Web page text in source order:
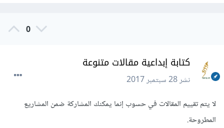
تختلف طرق تناول المقالة باختلاف موضوعها ومنهج البحث
-مقالة قانونية
-مقالة صحفية
0
كتابة إبداعية مقالات متنوعة
نشر28 سبتمبر 2017
لا يتم تقييم المقالات في حسوب إنما يمكنك المشاركة ضمن المشاريع
المطروحة.